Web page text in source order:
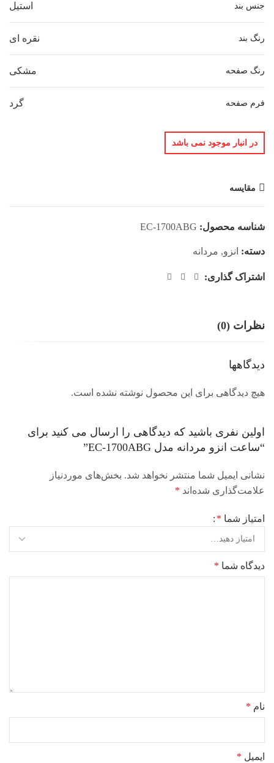
جنس بند استیل
رنگ بند نقره ای
رنگ صفحه مشکی
فرم صفحه گرد
در انبار موجود نمی باشد
مقایسه
شناسه محصول: EC-1700ABG
دسته: انزو, مردانه
اشتراک گذاری:
نظرات (0)
دیدگاهها
هیچ دیدگاهی برای این محصول نوشته نشده است.
اولین نفری باشید که دیدگاهی را ارسال می کنید برای
“ساعت انزو مردانه مدل EC-1700ABG”
نشانی ایمیل شما منتشر نخواهد شد. بخش‌های موردنیاز
علامت‌گذاری شده‌اند *
امتیاز شما *
دیدگاه شما *
نام *
ایمیل *